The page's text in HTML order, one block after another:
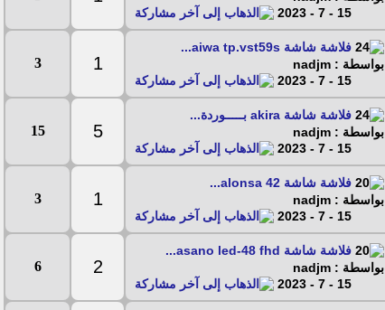
15 - 7 - 2023
فلاشة شاشة aiwa tp.vst59s...
بواسطة : nadjm
15 - 7 - 2023
1
3
فلاشة شاشة akira بـــــوردة...
بواسطة : nadjm
15 - 7 - 2023
5
15
فلاشة شاشة alonsa 42...
بواسطة : nadjm
15 - 7 - 2023
1
3
فلاشة شاشة asano led-48 fhd...
بواسطة : nadjm
15 - 7 - 2023
2
6